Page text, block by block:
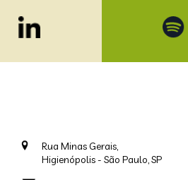
Rua Minas Gerais,
Higienópolis - São Paulo, SP